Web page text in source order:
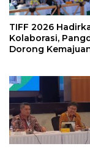
TIFF 2026
Kolaborasi,
Dorong